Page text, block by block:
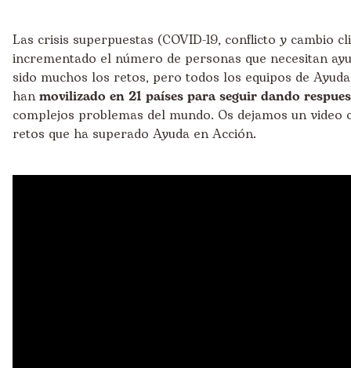
Las crisis superpuestas (COVID-19, conflicto y cambio
incrementado el número de personas que necesitan
sido muchos los retos, pero todos los equipos de
hanmovilizado en 21 países para seguir dando
complejos problemas del mundo. Os dejamos un video
retos que ha superado Ayuda en Acción.